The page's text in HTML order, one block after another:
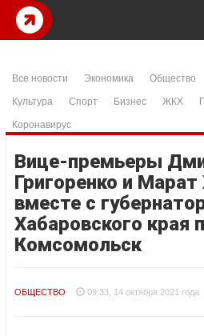
Все новости Экономика Общество
Культура
Спорт Бизнес ЖКХ
Коронавирус
Вице-премьеры
Григоренко и Марат
вместе с
Хабаровского края
Комсомольск
ОБЩЕСТВО 09:33, 14 октября 2021 года